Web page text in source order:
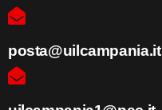
posta@uilcampania.it